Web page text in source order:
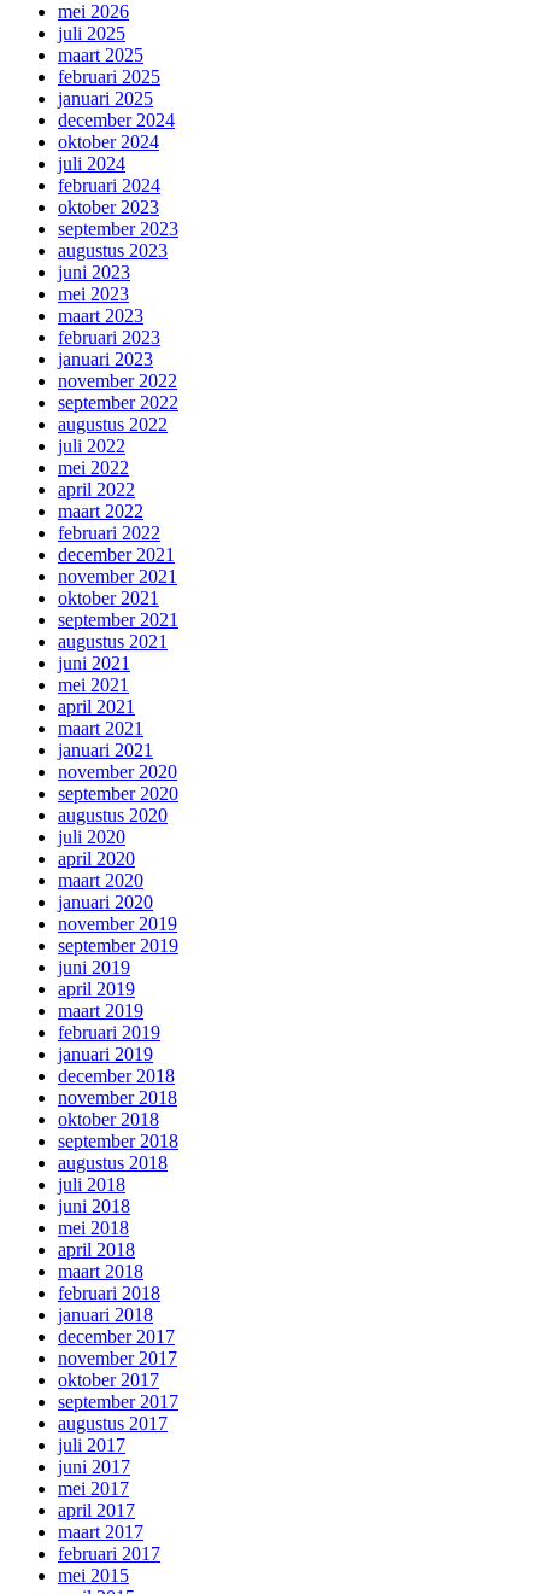
mei 2026
juli 2025
maart 2025
februari 2025
januari 2025
december 2024
oktober 2024
juli 2024
februari 2024
oktober 2023
september 2023
augustus 2023
juni 2023
mei 2023
maart 2023
februari 2023
januari 2023
november 2022
september 2022
augustus 2022
juli 2022
mei 2022
april 2022
maart 2022
februari 2022
december 2021
november 2021
oktober 2021
september 2021
augustus 2021
juni 2021
mei 2021
april 2021
maart 2021
januari 2021
november 2020
september 2020
augustus 2020
juli 2020
april 2020
maart 2020
januari 2020
november 2019
september 2019
juni 2019
april 2019
maart 2019
februari 2019
januari 2019
december 2018
november 2018
oktober 2018
september 2018
augustus 2018
juli 2018
juni 2018
mei 2018
april 2018
maart 2018
februari 2018
januari 2018
december 2017
november 2017
oktober 2017
september 2017
augustus 2017
juli 2017
juni 2017
mei 2017
april 2017
maart 2017
februari 2017
mei 2015